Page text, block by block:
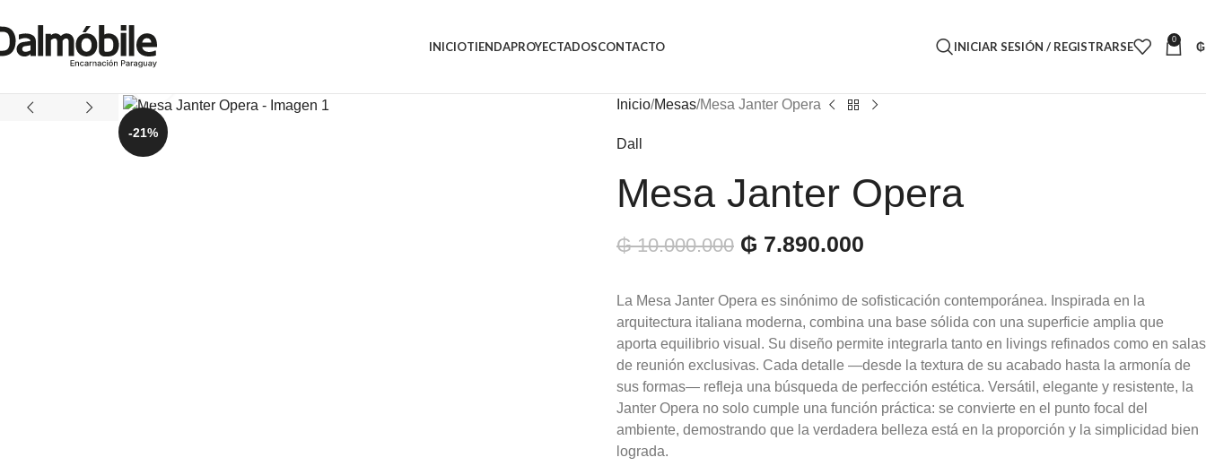
INICIOTIENDAPROYECTADOSCONTACTO INICIAR SESIÓN / REGISTRARSE 0 ₲
-21%
Inicio Mesas Mesa Janter Opera
Dall
Mesa Janter Opera
₲10.000.000 ₲ 7.890.000
La Mesa Janter Opera es sinónimo de sofisticación contemporánea. Inspirada en la
arquitectura italiana moderna, combina una base sólida con una superficie amplia que
aporta equilibrio visual. Su diseño permite integrarla tanto en livings refinados como en salas
de reunión exclusivas. Cada detalle —desde la textura de su acabado hasta la armonía de
sus formas— refleja una búsqueda de perfección estética. Versátil, elegante y resistente, la
Janter Opera no solo cumple una función práctica: se convierte en el punto focal del
ambiente, demostrando que la verdadera belleza está en la proporción y la simplicidad bien
lograda.